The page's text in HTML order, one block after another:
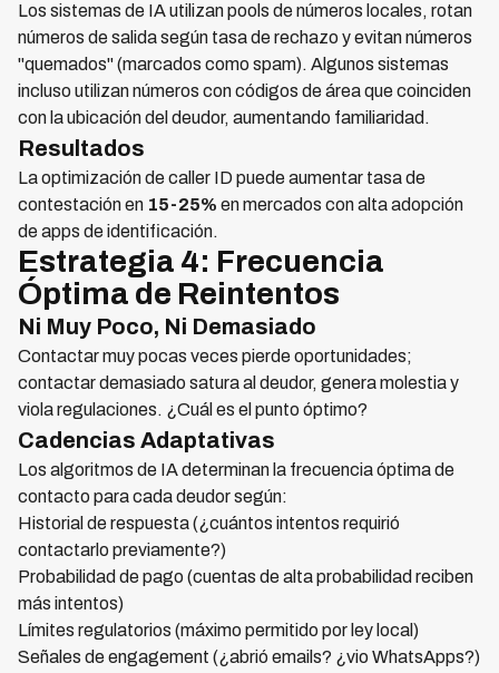
Los sistemas de IA utilizan pools de números locales, rotan
números de salida según tasa de rechazo y evitan números
"quemados" (marcados como spam). Algunos sistemas
incluso utilizan números con códigos de área que coinciden
con la ubicación del deudor, aumentando familiaridad.
Resultados
La optimización de caller ID puede aumentar tasa de
contestación en 15-25% en mercados con alta adopción
de apps de identificación.
Estrategia 4: Frecuencia
Óptima de Reintentos
Ni Muy Poco, Ni Demasiado
Contactar muy pocas veces pierde oportunidades;
contactar demasiado satura al deudor, genera molestia y
viola regulaciones. ¿Cuál es el punto óptimo?
Cadencias Adaptativas
Los algoritmos de IA determinan la frecuencia óptima de
contacto para cada deudor según:
Historial de respuesta (¿cuántos intentos requirió
contactarlo previamente?)
Probabilidad de pago (cuentas de alta probabilidad reciben
más intentos)
Límites regulatorios (máximo permitido por ley local)
Señales de engagement (¿abrió emails? ¿vio WhatsApps?)